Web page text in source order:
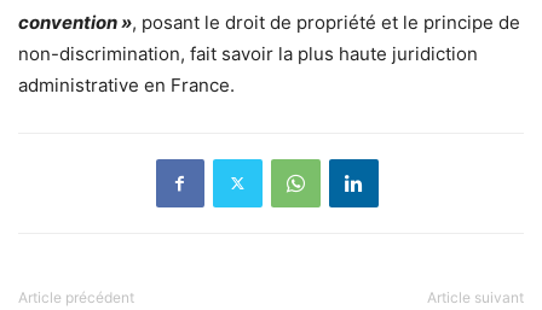
convention », posant le droit de propriété et le principe de
non-discrimination, fait savoir la plus haute juridiction
administrative en France.
Article précédent Article suivant